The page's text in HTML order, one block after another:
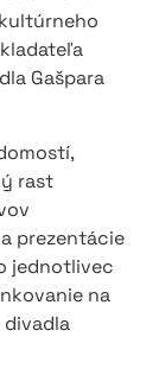
Gašpara
rast
prezentácie
jednotlivec
na